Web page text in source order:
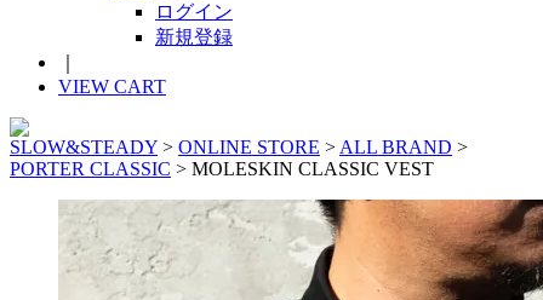
ログイン
新規登録
VIEW CART
SLOW&STEADY > ONLINE STORE > ALL BRAND >
PORTER CLASSIC > MOLESKIN CLASSIC VEST